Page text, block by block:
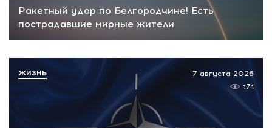
Ракетный удар по Белгородчине! Есть
пострадавшие мирные жители
7 августа 2026
171
ЖИЗНЬ